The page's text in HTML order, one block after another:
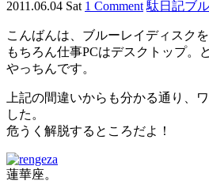
2011.06.04 Sat 1 Comment 駄日記ブ
こんばんは、ブルーレイディスク
もちろん仕事PCはデスクトップ。
やっちんです。
上記の間違いからも分かる通り、
した。
危うく解脱するところだよ！
蓮華座。